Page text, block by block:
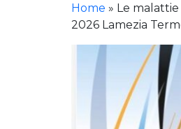
Home » Le
2026 Lamezia